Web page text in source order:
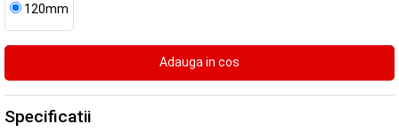
120mm
Specificatii